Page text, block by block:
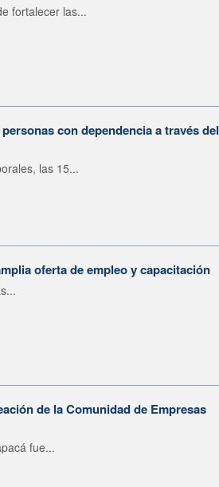
fortalecer las...
con dependencia a través del
las 15...
oferta de empleo y capacitación
de la Comunidad de Empresas
fue...